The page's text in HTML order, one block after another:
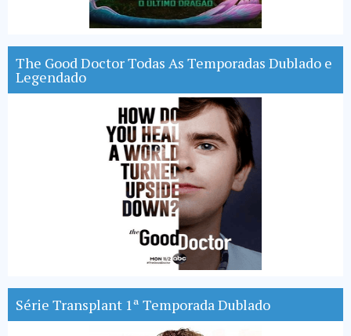
The Good Doctor Todas As Temporadas Dublado e
Legendado
Série Transplant 1ª Temporada Dublado